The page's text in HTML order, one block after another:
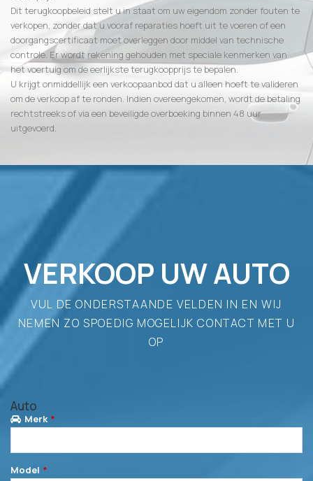
Dit terugkoopbeleid stelt u in staat om uw eigendom zonder fouten te
verkopen, zonder dat u vooraf reparaties hoeft uit te voeren of een
doorgangscertificaat moet overleggen door middel van technische
controle. Er wordt rekening gehouden met speciale kenmerken van
het voertuig om de eerlijkste terugkoopprijs te bepalen.
U krijgt onmiddellijk een verkoopaanbod dat u alleen hoeft te valideren
om de verkoop af te ronden. Indien overeengekomen, wordt de betaling
rechtstreeks of via een beveiligde overboeking binnen 48 uur
uitgevoerd.
VERKOOP UW AUTO
VUL DE ONDERSTAANDE VELDEN IN EN WIJ
NEMEN ZO SPOEDIG MOGELIJK CONTACT MET U
OP
Auto
Merk *
Model *